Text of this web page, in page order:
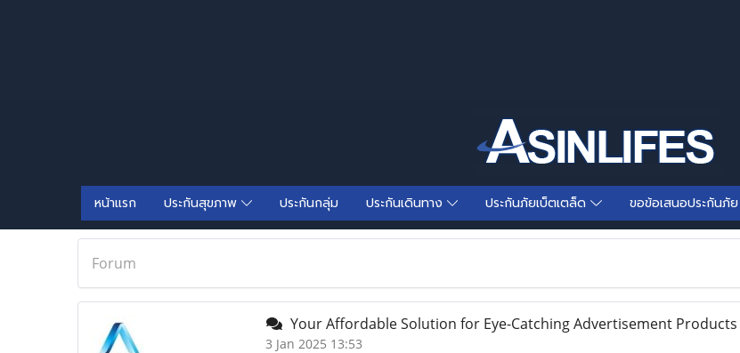
หน้าแรก ประกันสุขภาพ ประกันกลุ่ม ประกันเดินทาง ประกันภัยเบ็ตเตล็ด ขอข้อเสนอประกันภัย
Forum
Your Affordable Solution for Eye-Catching Advertisement Products
3 Jan 2025 13:53